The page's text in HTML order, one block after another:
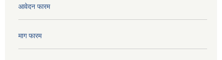
आवेदन फारम
माग फारम